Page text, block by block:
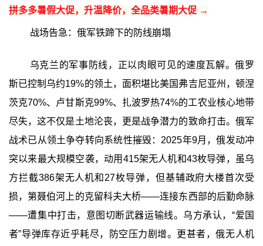
拼多多暑假大促，升温降价，全品类暑期大促 →
战场告急：俄军铁蹄下的防线崩塌
乌克兰的军事防线，正以肉眼可见的速度瓦解。俄罗
斯已控制乌约19%的领土，面积堪比美国弗吉尼亚州，顿涅
茨克70%、卢甘斯克99%、扎波罗热74%的工农业核心地带
尽失，这不仅是土地沦丧，更是战争潜力的致命打击。俄军
战术已从领土争夺转向系统性摧毁：2025年9月，俄发动冲
突以来最大规模空袭，动用415架无人机和43枚导弹，虽乌
方拦截386架无人机和27枚导弹，但基辅政府大楼首次受
损，第聂伯河上的克留科夫大桥——连接东西部的后勤命脉
——遭集中打击，意图切断武器运输线。乌方承认，“爱国
者”导弹库存近乎耗尽，防空压力剧增。更甚者，俄无人机